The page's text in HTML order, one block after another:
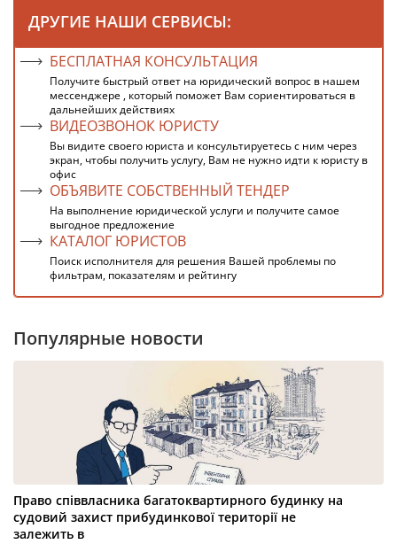
ДРУГИЕ НАШИ СЕРВИСЫ:
БЕСПЛАТНАЯ КОНСУЛЬТАЦИЯ
Получите быстрый ответ на юридический вопрос в нашем
мессенджере , который поможет Вам сориентироваться в
дальнейших действиях
ВИДЕОЗВОНОК ЮРИСТУ
Вы видите своего юриста и консультируетесь с ним через
экран, чтобы получить услугу, Вам не нужно идти к юристу в
офис
ОБЪЯВИТЕ СОБСТВЕННЫЙ ТЕНДЕР
На выполнение юридической услуги и получите самое
выгодное предложение
КАТАЛОГ ЮРИСТОВ
Поиск исполнителя для решения Вашей проблемы по
фильтрам, показателям и рейтингу
Популярные новости
Право співвласника багатоквартирного будинку на
судовий захист прибудинкової території не
залежить в